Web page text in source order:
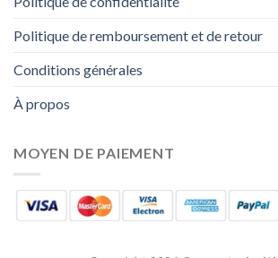
Politique de remboursement et de retour
Conditions générales
À propos
MOYEN DE PAIEMENT